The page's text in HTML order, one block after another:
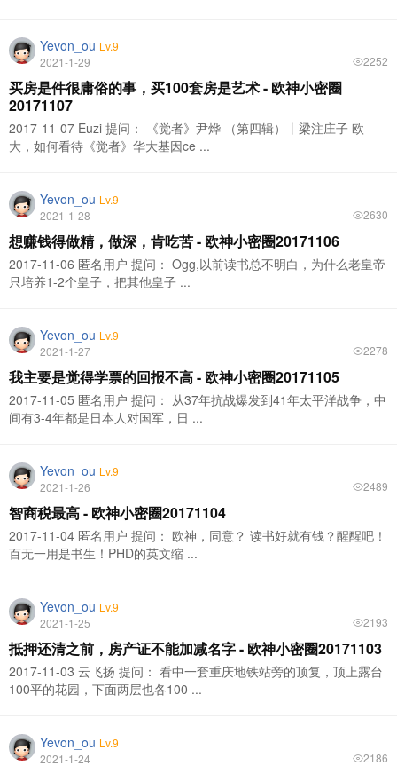
Yevon_ou Lv.9
2021-1-29
2252
买房是件很庸俗的事，买100套房是艺术 - 欧神小密圈
20171107
2017-11-07 Euzi 提问： 《觉者》尹烨 （第四辑）丨梁注庄子 欧
大，如何看待《觉者》华大基因ce ...
Yevon_ou Lv.9
2021-1-28
2630
想赚钱得做精，做深，肯吃苦 - 欧神小密圈20171106
2017-11-06 匿名用户 提问： Ogg,以前读书总不明白，为什么老皇帝
只培养1-2个皇子，把其他皇子 ...
Yevon_ou Lv.9
2021-1-27
2278
我主要是觉得学票的回报不高 - 欧神小密圈20171105
2017-11-05 匿名用户 提问： 从37年抗战爆发到41年太平洋战争，中
间有3-4年都是日本人对国军，日 ...
Yevon_ou Lv.9
2021-1-26
2489
智商税最高 - 欧神小密圈20171104
2017-11-04 匿名用户 提问： 欧神，同意？ 读书好就有钱？醒醒吧！
百无一用是书生！PHD的英文缩 ...
Yevon_ou Lv.9
2021-1-25
2193
抵押还清之前，房产证不能加减名字 - 欧神小密圈20171103
2017-11-03 云飞扬 提问： 看中一套重庆地铁站旁的顶复，顶上露台
100平的花园，下面两层也各100 ...
Yevon_ou Lv.9
2021-1-24
2186